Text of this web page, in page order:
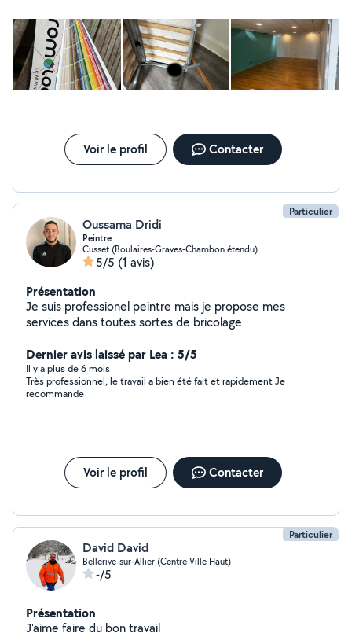
de votre message. Merci
Voir le profil Contacter
Particulier
Oussama Dridi
Peintre
Cusset (Boulaires-Graves-Chambon étendu)
5/5 (1 avis)
Présentation
Je suis professionel peintre mais je propose mes
services dans toutes sortes de bricolage
Dernier avis laissé par Lea : 5/5
Il y a plus de 6 mois
Très professionnel, le travail a bien été fait et rapidement Je
recommande
Voir le profil Contacter
Particulier
David David
Bellerive-sur-Allier (Centre Ville Haut)
-/5
Présentation
J'aime faire du bon travail